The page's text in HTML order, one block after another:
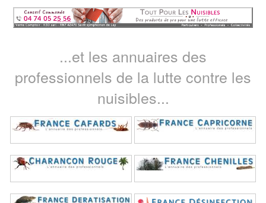
...et les annuaires des
professionnels de la lutte contre les
nuisibles...